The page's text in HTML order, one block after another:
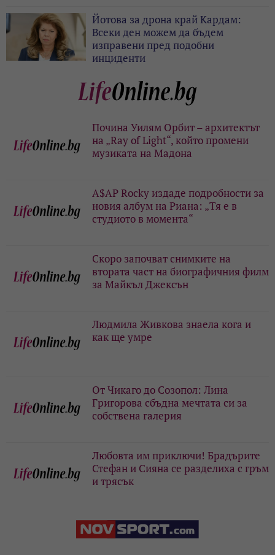
Йотова за дрона край Кардам:
Всеки ден можем да бъдем
изправени пред подобни
инциденти
Почина Уилям Орбит – архитектът
на „Ray of Light“, който промени
музиката на Мадона
A$AP Rocky издаде подробности за
новия албум на Риана: „Тя е в
студиото в момента“
Скоро започват снимките на
втората част на биографичния филм
за Майкъл Джексън
Людмила Живкова знаела кога и
как ще умре
От Чикаго до Созопол: Лина
Григорова сбъдна мечтата си за
собствена галерия
Любовта им приключи! Брадърите
Стефан и Сияна се разделиха с гръм
и трясък